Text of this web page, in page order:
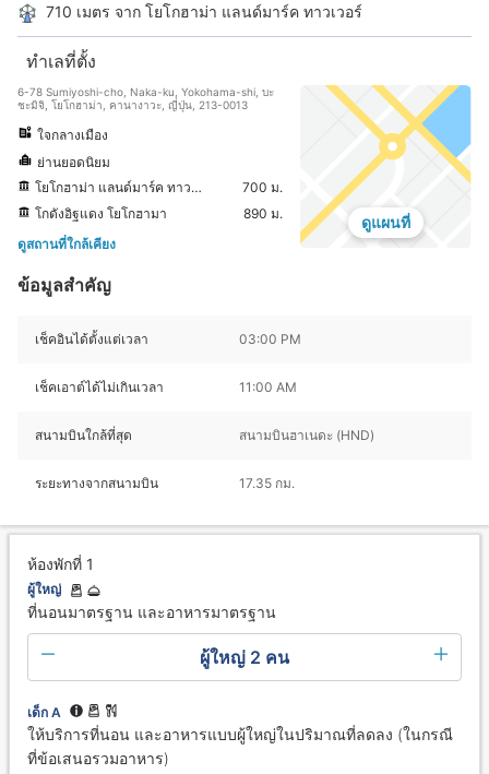
710 เมตร จาก โยโกฮาม่า แลนด์มาร์ค ทาวเวอร์
ทำเลที่ตั้ง
6-78 Sumiyoshi-cho, Naka-ku, Yokohama-shi, บะ
ชะมิจิ, โยโกฮาม่า, คานางาวะ, ญี่ปุ่น, 213-0013
ใจกลางเมือง
ย่านยอดนิยม
โยโกฮาม่า แลนด์มาร์ค ทาวเวอร์
700 ม.
โกดังอิฐแดง โยโกฮามา
890 ม.
ดูสถานที่ใกล้เคียง
ดูแผนที่
ข้อมูลสำคัญ
เช็คอินได้ตั้งแต่เวลา 03:00 PM
เช็คเอาต์ได้ไม่เกินเวลา 11:00 AM
สนามบินใกล้ที่สุด สนามบินฮาเนดะ (HND)
ระยะทางจากสนามบิน 17.35 กม.
ห้องพักที่ 1
ผู้ใหญ่
ที่นอนมาตรฐาน และอาหารมาตรฐาน
ผู้ใหญ่ 2 คน
เด็ก A
ให้บริการที่นอน และอาหารแบบผู้ใหญ่ในปริมาณที่ลดลง (ในกรณี
ที่ข้อเสนอรวมอาหาร)